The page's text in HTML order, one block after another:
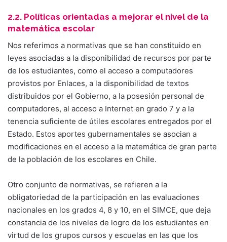
2.2. Políticas orientadas a mejorar el nivel de la
matemática escolar
Nos referimos a normativas que se han constituido en
leyes asociadas a la disponibilidad de recursos por parte
de los estudiantes, como el acceso a computadores
provistos por Enlaces, a la disponibilidad de textos
distribuidos por el Gobierno, a la posesión personal de
computadores, al acceso a Internet en grado 7 y a la
tenencia suficiente de útiles escolares entregados por el
Estado. Estos aportes gubernamentales se asocian a
modificaciones en el acceso a la matemática de gran parte
de la población de los escolares en Chile.
Otro conjunto de normativas, se refieren a la
obligatoriedad de la participación en las evaluaciones
nacionales en los grados 4, 8 y 10, en el SIMCE, que deja
constancia de los niveles de logro de los estudiantes en
virtud de los grupos cursos y escuelas en las que los